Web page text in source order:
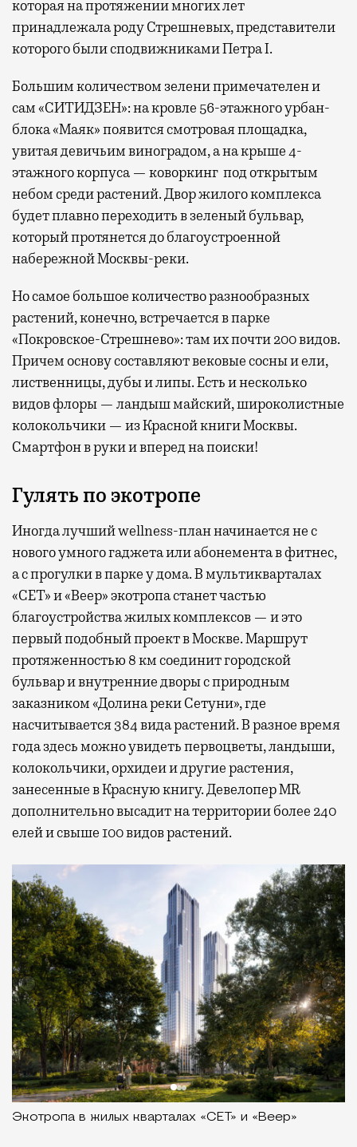
которая на протяжении многих лет
принадлежала роду Стрешневых, представители
которого были сподвижниками Петра I.
Большим количеством зелени примечателен и
сам «СИТИДЗЕН»: на кровле 56-этажного урбан-
блока «Маяк» появится смотровая площадка,
увитая девичьим виноградом, а на крыше 4-
этажного корпуса — коворкинг под открытым
небом среди растений. Двор жилого комплекса
будет плавно переходить в зеленый бульвар,
который протянется до благоустроенной
набережной Москвы-реки.
Но самое большое количество разнообразных
растений, конечно, встречается в парке
«Покровское-Стрешнево»: там ихпочти 200 видов.
Причем основу составляют вековые сосны и ели,
лиственницы, дубы и липы. Есть и несколько
видов флоры — ландыш майский, широколистные
колокольчики — из Красной книги Москвы.
Смартфон в руки и вперед на поиски!
Гулять по экотропе
Иногда лучший wellness-план начинается не с
нового умного гаджета или абонемента в фитнес,
а с прогулки в парке у дома. В мультикварталах
«СЕТ» и «Веер» экотропа станет частью
благоустройства жилых комплексов — и это
первый подобный проект в Москве. Маршрут
протяженностью 8 км соединит городской
бульвар и внутренние дворы с природным
заказником «Долина реки Сетуни», где
насчитывается 384 вида растений. В разное время
года здесь можно увидеть первоцветы, ландыши,
колокольчики, орхидеи и другие растения,
занесенные в Красную книгу. Девелопер MR
дополнительно высадит на территории более 240
елей и свыше 100 видов растений.
Экотропа в жилых кварталах «СЕТ» и «Веер»